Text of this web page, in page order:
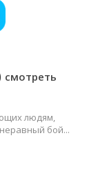
смотреть
людям,
бой...